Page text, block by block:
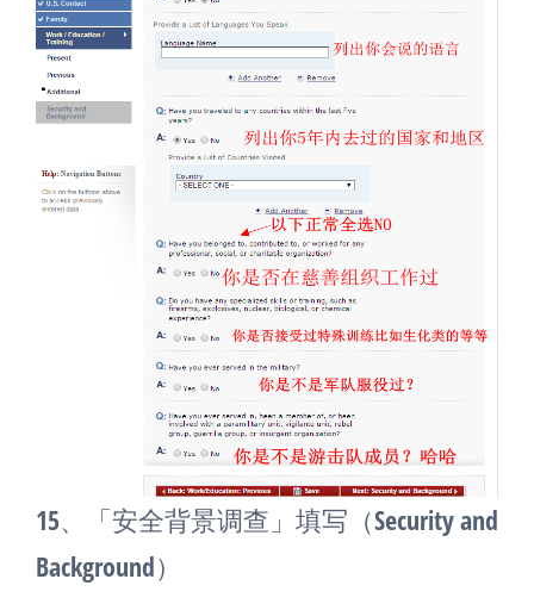
15、「安全背景调查」填写（Security and
Background）